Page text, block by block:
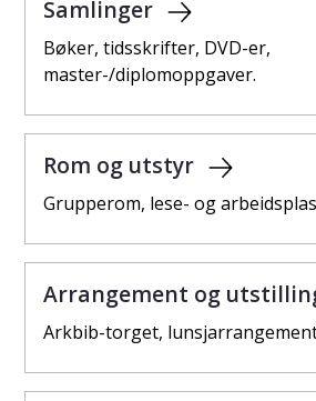
Samlinger
Bøker, tidsskrifter, DVD-er,
master-/diplomoppgaver.
Rom og utstyr
Grupperom, lese- og
Arrangement og
Arkbib-torget,